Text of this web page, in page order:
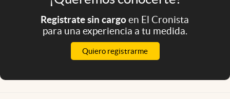
Registrate sin cargoen El Cronista
para una experiencia a tu medida.
Quiero registrarme